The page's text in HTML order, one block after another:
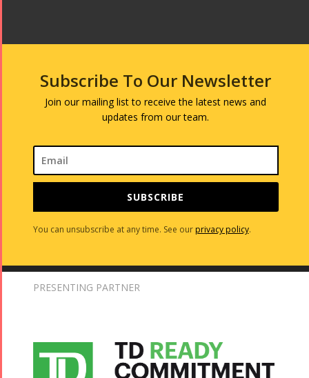
Subscribe To Our Newsletter
Join our mailing list to receive the latest news and
updates from our team.
SUBSCRIBE
You can unsubscribe at any time. See ourprivacy policy.
PRESENTING PARTNER